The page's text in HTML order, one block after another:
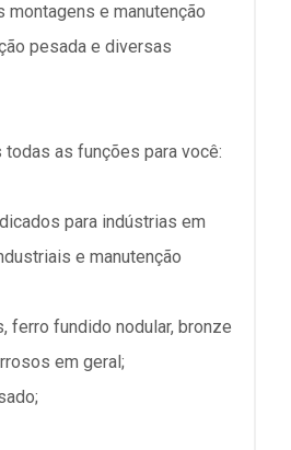
montagens e manutenção
pesada e diversas
as funções para você:
para indústrias em
e manutenção
ferro fundido nodular, bronze
em geral;